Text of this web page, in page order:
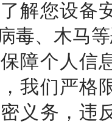
解您设备
毒、木马
障个人信
我们严格
义务，违